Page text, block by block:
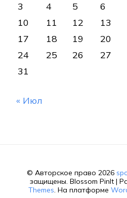
3
4 5 6
10
11 12 13
17
18 19 20
24
25 26 27
31
« Июл
© Авторское право 2026
защищены. Blossom PinIt |
Themes. На платформе